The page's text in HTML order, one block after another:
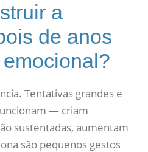
a
de anos
Tentativas grandes e
— criam
sustentadas, aumentam
são pequenos gestos